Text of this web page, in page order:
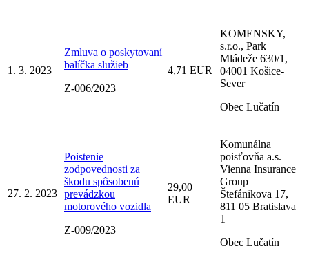
1. 3. 2023
Zmluva o poskytovaní
balíčka služieb
Z-006/2023
4,71 EUR
KOMENSKY,
s.r.o., Park
Mládeže 630/1,
04001 Košice-
Sever
Obec Lučatín
27. 2. 2023
Poistenie
zodpovednosti za
škodu spôsobenú
prevádzkou
motorového vozidla
Z-009/2023
29,00
EUR
Komunálna
poisťovňa a.s.
Vienna Insurance
Group
Štefánikova 17,
811 05 Bratislava
1
Obec Lučatín